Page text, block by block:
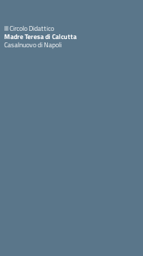
III Circolo Didattico
Madre Teresa di Calcutta
Casalnuovo di Napoli
— Visita la pagina iniziale della scuola